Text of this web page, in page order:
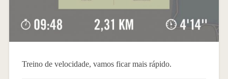
Treino de velocidade, vamos ficar mais rápido.